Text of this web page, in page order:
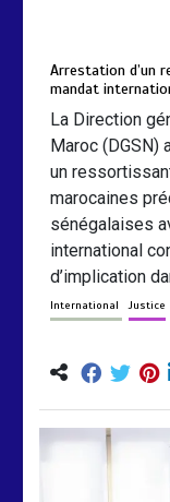
Arrestation d’un
mandat
La Direction
Maroc (DGSN)
un
marocaines
sénégalaises
international
d’implication
International Justice